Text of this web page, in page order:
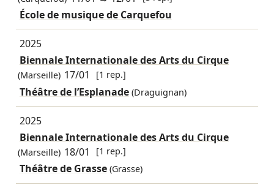
École de musique de Carquefou
2025
Biennale Internationale des Arts du Cirque
(Marseille) 17/01 [1 rep.]
Théâtre de l’Esplanade (Draguignan)
2025
Biennale Internationale des Arts du Cirque
(Marseille) 18/01 [1 rep.]
Théâtre de Grasse (Grasse)